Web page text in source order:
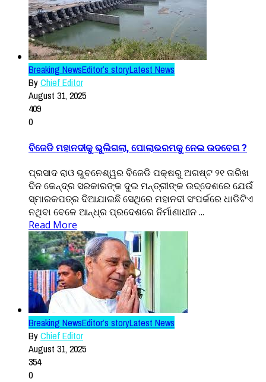
Breaking NewsEditor’s storyLatest News
ByChief Editor
August 31, 2025
409
0
ବିଜେଡି ମହାନଦୀକୁ ଭୁଲିଗଲା, ପୋଲାଭରମକୁ ନେଇ ଉଦବେଗ ?
ପ୍ରସାଦ ରାଓ ଭୁବନେଶ୍ୱର ବିଜେଡି ପକ୍ଷରୁ ଅଗଷ୍ଟ ୨୧ ତାରିଖ
ଦିନ କେନ୍ଦ୍ର ସରକାରଙ୍କ ଦୁଇ ମନ୍ତ୍ରୀଙ୍କ ଉଦ୍ଦେଶରେ ଯେଉଁ
ସ୍ମାରକପତ୍ର ଦିଆଯାଇଛି ସେଥିରେ ମହାନଦୀ ସଂପର୍କରେ ଧାଡିଟିଏ
ନଥିବା ବେଳେ ଆନ୍ଧ୍ର ପ୍ରଦେଶରେ ନିର୍ମାଣାଧୀନ ...
Read More
Breaking NewsEditor’s storyLatest News
ByChief Editor
August 31, 2025
354
0